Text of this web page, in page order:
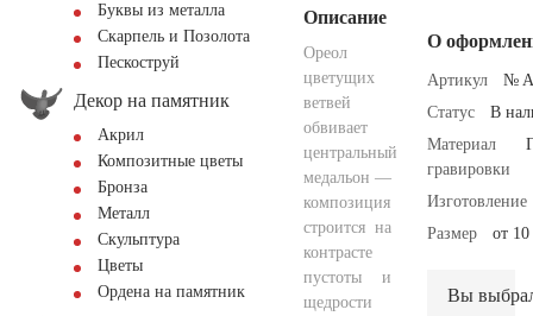
Буквы из металла
Скарпель и Позолота
Пескоструй
Декор на памятник
Акрил
Композитные цветы
Бронза
Металл
Скульптура
Цветы
Ордена на памятник
Описание
Ореол
цветущих
ветвей
обвивает
центральный
медальон —
композиция
строится на
контрасте
пустоты и
щедрости
О
Артикул
№
Статус
В
Материал
гравировки
Изготовление
Размер
от
Вы